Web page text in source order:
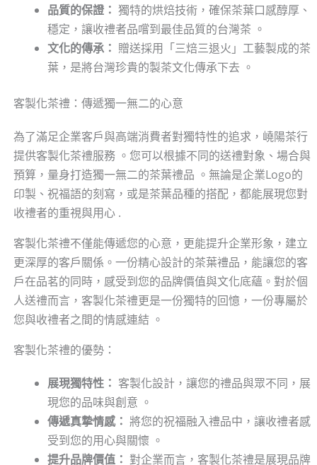
品質的保證： 獨特的烘焙技術，確保茶葉口感醇厚、
穩定，讓收禮者品嚐到最佳品質的台灣茶 。
文化的傳承： 贈送採用「三焙三退火」工藝製成的茶
葉，是將台灣珍貴的製茶文化傳承下去 。
客製化茶禮：傳遞獨一無二的心意
為了滿足企業客戶與高端消費者對獨特性的追求，嶢陽茶行
提供客製化茶禮服務 。您可以根據不同的送禮對象、場合與
預算，量身打造獨一無二的茶葉禮品 。無論是企業Logo的
印製、祝福語的刻寫，或是茶葉品種的搭配，都能展現您對
收禮者的重視與用心 .
客製化茶禮不僅能傳遞您的心意，更能提升企業形象，建立
更深厚的客戶關係。一份精心設計的茶葉禮品，能讓您的客
戶在品茗的同時，感受到您的品牌價值與文化底蘊。對於個
人送禮而言，客製化茶禮更是一份獨特的回憶，一份專屬於
您與收禮者之間的情感連結 。
客製化茶禮的優勢：
展現獨特性： 客製化設計，讓您的禮品與眾不同，展
現您的品味與創意 。
傳遞真摯情感： 將您的祝福融入禮品中，讓收禮者感
受到您的用心與關懷 。
提升品牌價值： 對企業而言，客製化茶禮是展現品牌